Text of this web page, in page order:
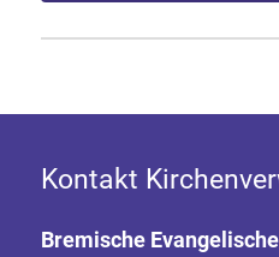
Kontakt
Bremische